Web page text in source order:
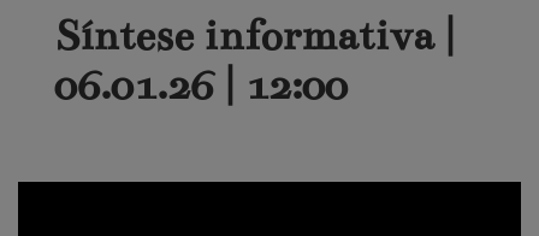
Síntese informativa |
06.01.26 | 12:00